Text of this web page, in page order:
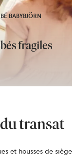
fragiles
BABYBJÖRN
transat
et housses de siège